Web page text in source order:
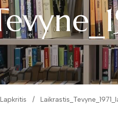
Lapkritis